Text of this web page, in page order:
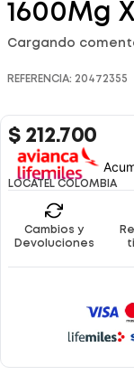
1600Mg
Cargando
REFERENCIA: 20472355
$ 212.700
LOCATEL COLOMBIA
Cambios y
Devoluciones